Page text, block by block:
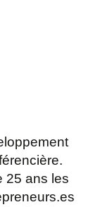
25 ans les